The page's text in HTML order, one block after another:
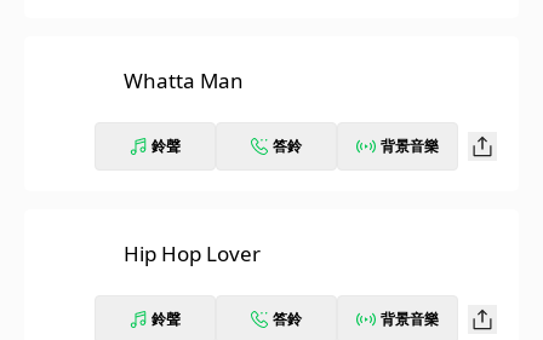
Whatta Man
鈴聲 答鈴 背景音樂
Hip Hop Lover
鈴聲 答鈴 背景音樂